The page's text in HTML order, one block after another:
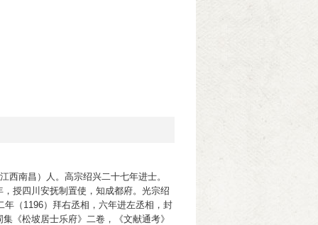
南昌）人。高宗绍兴二十七年进士。
授四川安抚制置使，知成都府。光宗绍
（1196）拜右丞相，六年进左丞相，封
《松坡居士乐府》二卷，《文献通考》